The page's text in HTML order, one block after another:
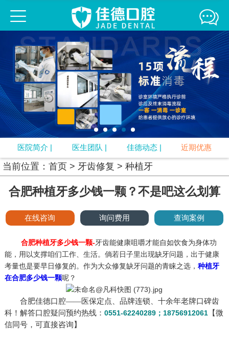
佳德简介 医生团队 来院路线
媒体报道 精彩互动 牙齿正畸
牙齿修复 口腔疾病
口腔预防 专题
口腔知识
医院简介 | 医生团队 | 佳德动态 | 近期优惠
当前位置： 首页 > 牙齿修复 > 种植牙
合肥种植牙多少钱一颗？不是吧这么划算
在线咨询 询问费用 查询案例
合肥种植牙多少钱一颗-牙齿能健康咀嚼才能自如饮食为身体功
能，用以支撑咱们工作、生活。倘若日子里出现缺牙问题，出于健康
考量也是要早日修复的。作为大众修复缺牙问题的青睐之选， 种植牙
在合肥多少钱一颗呢？
合肥佳德口腔——医保定点、品牌连锁、十余年老牌口碑齿
科！解答口腔疑问预约热线： 0551-62240289； 18756912061【微
信同号，可直接咨询】